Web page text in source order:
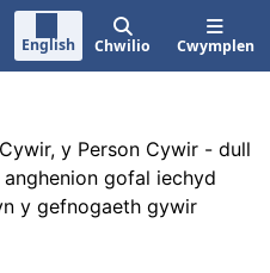
English Chwilio Cwymplen
y Person Cywir - dull
gofal iechyd
y gefnogaeth gywir